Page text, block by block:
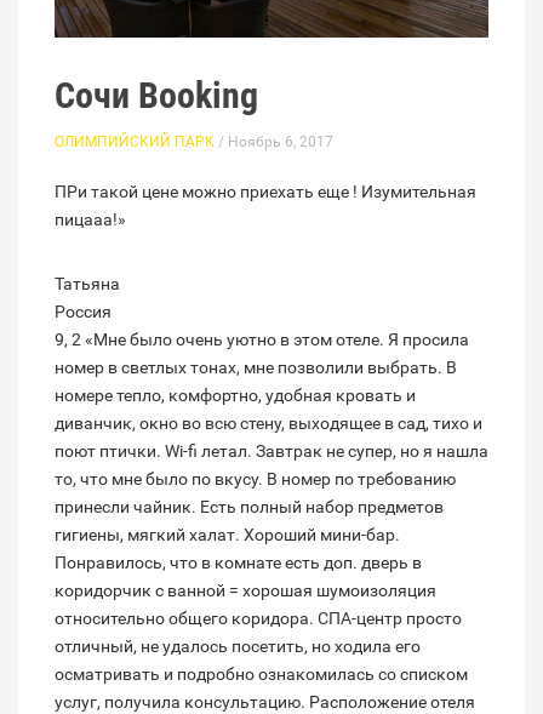
Сочи Booking
ОЛИМПИЙСКИЙ ПАРК / Ноябрь 6, 2017
ПРи такой цене можно приехать еще ! Изумительная
пицааа!»
Татьяна
Россия
9, 2 «Мне было очень уютно в этом отеле. Я просила
номер в светлых тонах, мне позволили выбрать. В
номере тепло, комфортно, удобная кровать и
диванчик, окно во всю стену, выходящее в сад, тихо и
поют птички. Wi-fi летал. Завтрак не супер, но я нашла
то, что мне было по вкусу. В номер по требованию
принесли чайник. Есть полный набор предметов
гигиены, мягкий халат. Хороший мини-бар.
Понравилось, что в комнате есть доп. дверь в
коридорчик с ванной = хорошая шумоизоляция
относительно общего коридора. СПА-центр просто
отличный, не удалось посетить, но ходила его
осматривать и подробно ознакомилась со списком
услуг, получила консультацию. Расположение отеля